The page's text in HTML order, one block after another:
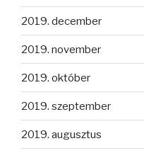
2019. december
2019. november
2019. október
2019. szeptember
2019. augusztus